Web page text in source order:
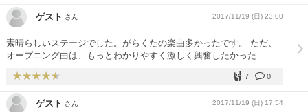
ゲスト さん 2017/11/19 (日) 23:00
素晴らしいステージでした。がらくたの楽曲多かったです。 ただ、
オープニング曲は、もっとわかりやすく激しく興奮したかった… 名
て残念でした。 因みに、私も名古屋人ですが…(笑) 関東に再参戦し
てみます。 アンコールの一曲目が土日で違ってました。 ２日通して
行ったので嬉しかったです
0
7
ゲスト さん 2017/11/19 (日) 17:54